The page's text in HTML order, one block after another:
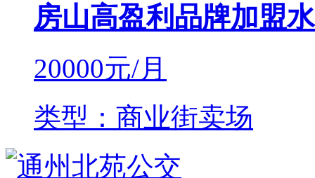
房山高盈利品牌加盟
20000元/月
类型：商业街卖场